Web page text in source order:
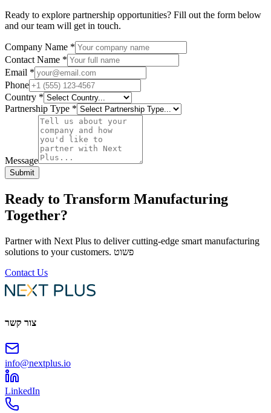
Ready to explore partnership opportunities? Fill out the form below
and our team will get in touch.
Company Name *
Contact Name *
Email *
Phone
Country *
Partnership Type *
Message
Submit
Ready to Transform Manufacturing
Together?
Partner with Next Plus to deliver cutting-edge smart manufacturing
solutions to your customers. פשוט
Contact Us
צור קשר
info@nextplus.io
LinkedIn